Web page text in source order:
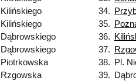
Kilińskiego
34.
Kilińskiego
35.
Dąbrowskiego
36.
Dąbrowskiego
37.
Piotrkowska
38.
Pl.
Rzgowska
39.